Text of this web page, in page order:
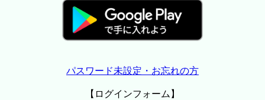
パスワード未設定・お忘れの方
【ログインフォーム】